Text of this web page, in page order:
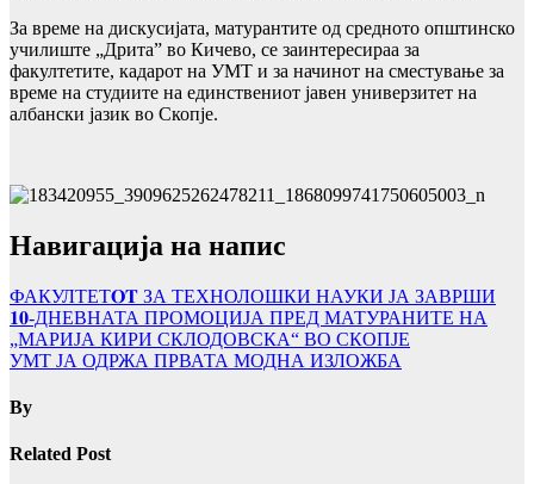
За време на дискусијата, матурантите од средното општинско
училиште „Дрита” во Кичево, се заинтересираа за
факултетите, кадарот на УМТ и за начинот на сместување за
време на студиите на единствениот јавен универзитет на
албански јазик во Скопје.
Навигација на напис
ФАКУЛТЕТ𝐎𝐓 ЗА ТЕХНОЛОШКИ НАУКИ ЈА ЗАВРШИ
𝟏𝟎-ДНЕВНАТА ПРОМОЦИЈА ПРЕД МАТУРАНИТЕ НА
„МАРИЈА КИРИ СКЛОДОВСКА“ ВО СКОПЈЕ
УМТ ЈА ОДРЖА ПРВАТА МОДНА ИЗЛОЖБА
By
Related Post